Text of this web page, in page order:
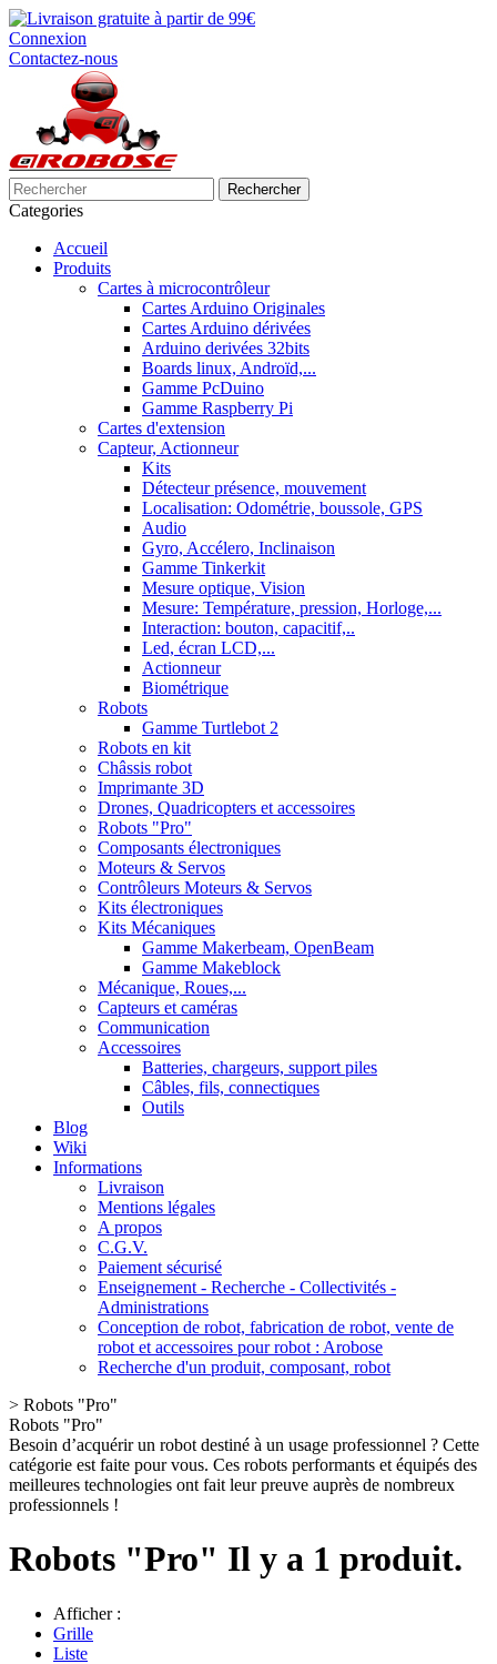
Connexion
Contactez-nous
Rechercher
Categories
Accueil
Produits
Cartes à microcontrôleur
Cartes Arduino Originales
Cartes Arduino dérivées
Arduino derivées 32bits
Boards linux, Androïd,...
Gamme PcDuino
Gamme Raspberry Pi
Cartes d'extension
Capteur, Actionneur
Kits
Détecteur présence, mouvement
Localisation: Odométrie, boussole, GPS
Audio
Gyro, Accélero, Inclinaison
Gamme Tinkerkit
Mesure optique, Vision
Mesure: Température, pression, Horloge,...
Interaction: bouton, capacitif,..
Led, écran LCD,...
Actionneur
Biométrique
Robots
Gamme Turtlebot 2
Robots en kit
Châssis robot
Imprimante 3D
Drones, Quadricopters et accessoires
Robots "Pro"
Composants électroniques
Moteurs & Servos
Contrôleurs Moteurs & Servos
Kits électroniques
Kits Mécaniques
Gamme Makerbeam, OpenBeam
Gamme Makeblock
Mécanique, Roues,...
Capteurs et caméras
Communication
Accessoires
Batteries, chargeurs, support piles
Câbles, fils, connectiques
Outils
Blog
Wiki
Informations
Livraison
Mentions légales
A propos
C.G.V.
Paiement sécurisé
Enseignement - Recherche - Collectivités -
Administrations
Conception de robot, fabrication de robot, vente de
robot et accessoires pour robot : Arobose
Recherche d'un produit, composant, robot
> Robots "Pro"
Robots "Pro"
Besoin d’acquérir un robot destiné à un usage professionnel ? Cette
catégorie est faite pour vous. Ces robots performants et équipés des
meilleures technologies ont fait leur preuve auprès de nombreux
professionnels !
Robots "Pro" Il y a 1 produit.
Afficher :
Grille
Liste